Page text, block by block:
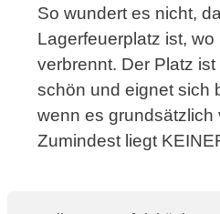
So wundert es nicht,
Lagerfeuerplatz ist,
verbrennt. Der Platz
schön und eignet sich
wenn es grundsätzlich
Zumindest liegt